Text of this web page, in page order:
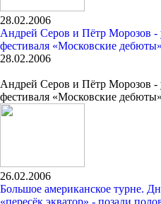
28.02.2006
Андрей Серов и Пётр Морозов -
фестиваля «Московские дебюты»
28.02.2006
Андрей Серов и Пётр Морозов -
фестиваля «Московские
26.02.2006
Большое американское турне.
«пересёк экватор» - позади